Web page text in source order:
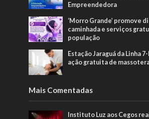
Empreendedora
‘Morro Grande’ promove
caminhada e serviços
população
Estação Jaraguá da Linha
ação gratuita de
Mais Comentadas
Instituto Luz aos Cegos